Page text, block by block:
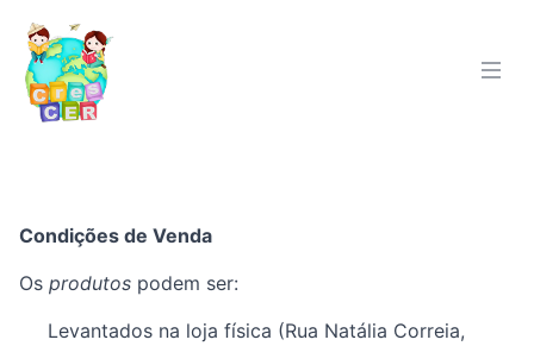
Condições de Venda
Os produtos podem ser:
Levantados na loja física (Rua Natália Correia,